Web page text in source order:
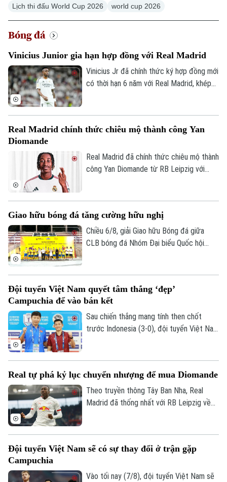
Xu hướng
Lịch thi đấu World Cup 2026 world cup 2026
Bóng đá
Vinicius Junior gia hạn hợp đồng với Real Madrid
Vinicius Jr đã chính thức ký hợp đồng mới
có thời hạn 6 năm với Real Madrid, khép
Real Madrid chính thức chiêu mộ thành công Yan
Diomande
Real Madrid đã chính thức chiêu mộ thành
công Yan Diomande từ RB Leipzig với
triệu euro phụ phí tùy theo thành tích.
Giao hữu bóng đá tăng cường hữu nghị
Chiều 6/8, giải Giao hữu Bóng đá giữa
CLB bóng đá Nhóm Đại biểu Quốc hội
hữu nghị.
Đội tuyển Việt Nam quyết tâm thắng ‘đẹp’
Campuchia để vào bán kết
Sau chiến thắng mang tính then chốt
trước Indonesia (3-0), đội tuyển Việt Nam
làm nhiều hơn thế trước Campuchia, quyết
thắng đẹp đối thủ đã sớm bị loại để giành
ngôi nhất bảng.
Real tự phá kỷ lục chuyển nhượng để mua Diomande
Theo truyền thông Tây Ban Nha, Real
Madrid đã thống nhất với RB Leipzig về
CLB.
Đội tuyển Việt Nam sẽ có sự thay đổi ở trận gặp
Campuchia
Vào tối nay (7/8), đội tuyển Việt Nam sẽ